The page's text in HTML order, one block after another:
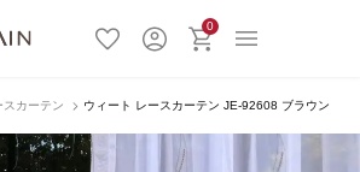
0
スカーテン ウィート レースカーテン JE-92608 ブラウン